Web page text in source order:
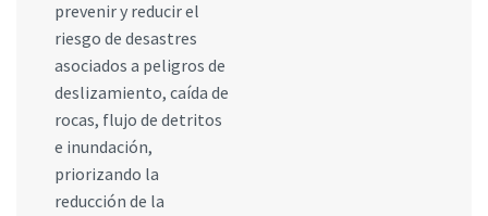
prevenir y reducir el
riesgo de desastres
asociados a peligros de
deslizamiento, caída de
rocas, flujo de detritos
e inundación,
priorizando la
reducción de la